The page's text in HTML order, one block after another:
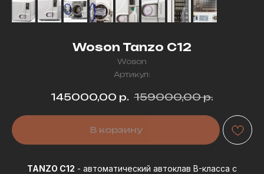
Woson Tanzo C12
Woson
Артикул:
145000,00 р. 159000,00 р.
В корзину
TANZO C12 - автоматический автоклав B-класса с